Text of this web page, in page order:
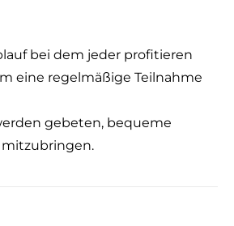
bei dem jeder profitieren
eine regelmäßige Teilnahme
gebeten, bequeme